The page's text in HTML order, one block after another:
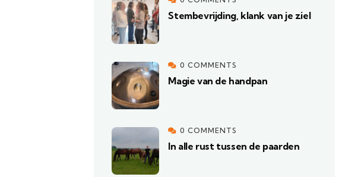
Stembevrijding, klank van je ziel
0 COMMENTS
Magie van de handpan
0 COMMENTS
In alle rust tussen de paarden